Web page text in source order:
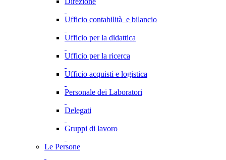
Ufficio contabilità e bilancio
Ufficio per la didattica
Ufficio per la ricerca
Ufficio acquisti e logistica
Personale dei Laboratori
Delegati
Gruppi di lavoro
Le Persone